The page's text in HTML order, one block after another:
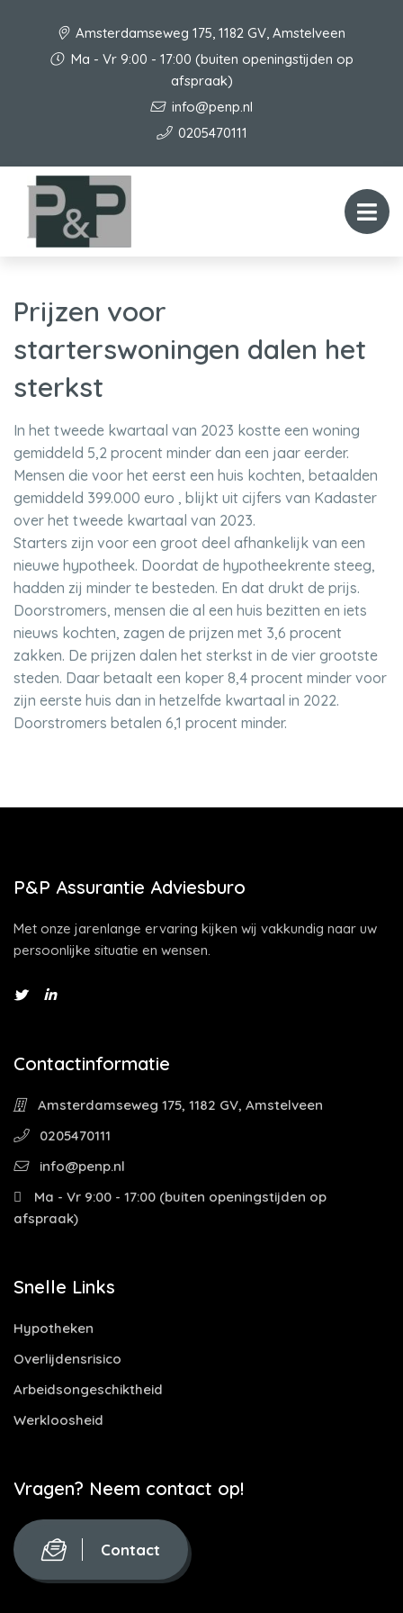
Amsterdamseweg 175, 1182 GV, Amstelveen
Ma - Vr 9:00 - 17:00 (buiten openingstijden op
afspraak)
info@penp.nl
0205470111
Prijzen voor
starterswoningen dalen het
sterkst
In het tweede kwartaal van 2023 kostte een woning
gemiddeld 5,2 procent minder dan een jaar eerder.
Mensen die voor het eerst een huis kochten, betaalden
gemiddeld 399.000 euro , blijkt uit cijfers van Kadaster
over het tweede kwartaal van 2023.
Starters zijn voor een groot deel afhankelijk van een
nieuwe hypotheek. Doordat de hypotheekrente steeg,
hadden zij minder te besteden. En dat drukt de prijs.
Doorstromers, mensen die al een huis bezitten en iets
nieuws kochten, zagen de prijzen met 3,6 procent
zakken. De prijzen dalen het sterkst in de vier grootste
steden. Daar betaalt een koper 8,4 procent minder voor
zijn eerste huis dan in hetzelfde kwartaal in 2022.
Doorstromers betalen 6,1 procent minder.
P&P Assurantie Adviesburo
Met onze jarenlange ervaring kijken wij vakkundig naar uw
persoonlijke situatie en wensen.
Contactinformatie
Amsterdamseweg 175, 1182 GV, Amstelveen
0205470111
info@penp.nl
Ma - Vr 9:00 - 17:00 (buiten openingstijden op
afspraak)
Snelle Links
Hypotheken
Overlijdensrisico
Arbeidsongeschiktheid
Werkloosheid
Vragen? Neem contact op!
Contact